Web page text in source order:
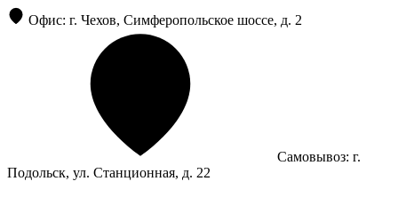
Офис: г. Чехов, Симферопольское шоссе, д. 2
Самовывоз: г.
Подольск, ул. Станционная, д. 22